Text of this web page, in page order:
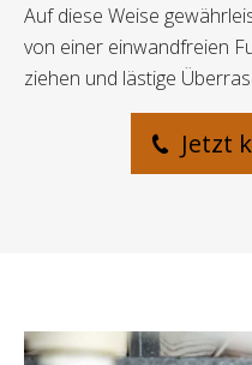
Auf diese Weise
von einer einwandfreien
ziehen und lästige
Jetzt